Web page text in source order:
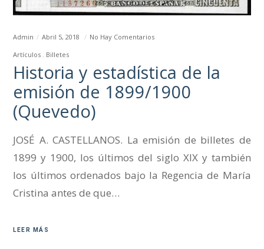
Admin Abril 5, 2018
No Hay Comentarios
Artículos
Billetes
Historia y estadística de la
emisión de 1899/1900
(Quevedo)
JOSÉ A. CASTELLANOS. La emisión de billetes de
1899 y 1900, los últimos del siglo XIX y también
los últimos ordenados bajo la Regencia de María
Cristina antes de que…
LEER MÁS